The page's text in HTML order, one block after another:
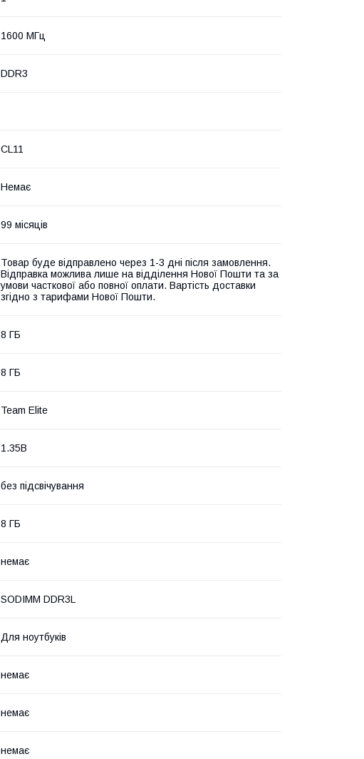
1600 МГц
DDR3
CL11
Немає
99 місяців
Товар буде відправлено через 1-3 дні після замовлення.
Відправка можлива лише на відділення Нової Пошти та за
умови часткової або повної оплати. Вартість доставки
згідно з тарифами Нової Пошти.
8 ГБ
8 ГБ
Team Elite
1.35В
без підсвічування
8 ГБ
немає
SODIMM DDR3L
Для ноутбуків
немає
немає
немає